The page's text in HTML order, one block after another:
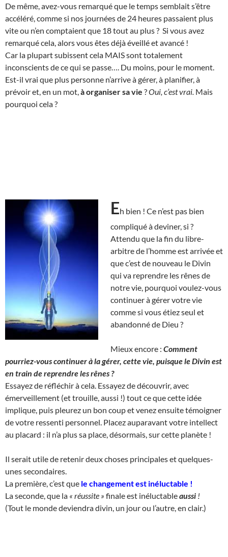
De même, avez-vous remarqué que le temps semblait s’être
accéléré, comme si nos journées de 24 heures passaient plus
vite ou n’en comptaient que 18 tout au plus ? Si vous avez
remarqué cela, alors vous êtes déjà éveillé et avancé !
Car la plupart subissent cela MAIS sont totalement
inconscients de ce qui se passe…. Du moins, pour le moment.
Est-il vrai que plus personne n’arrive à gérer, à planifier, à
prévoir et, en un mot, à organiser sa vie ?Oui, c’est vrai. Mais
pourquoi cela ?
Eh bien ! Ce n’est pas bien
compliqué à deviner, si ?
Attendu que la fin du libre-
arbitre de l’homme est arrivée et
que c’est de nouveau le Divin
qui va reprendre les rênes de
notre vie, pourquoi voulez-vous
continuer à gérer votre vie
comme si vous étiez seul et
abandonné de Dieu ?
Mieux encore : Comment
pourriez-vous continuer à la gérer, cette vie, puisque le Divin est
en train de reprendre les rênes ?
Essayez de réfléchir à cela. Essayez de découvrir, avec
émerveillement (et trouille, aussi !) tout ce que cette idée
implique, puis pleurez un bon coup et venez ensuite témoigner
de votre ressenti personnel. Placez auparavant votre intellect
au placard : il n’a plus sa place, désormais, sur cette planète !
Il serait utile de retenir deux choses principales et quelques-
unes secondaires.
La première, c’est que le changement est inéluctable !
La seconde, que la « réussite » finale est inéluctableaussi !
(Tout le monde deviendra divin, un jour ou l’autre, en clair.)